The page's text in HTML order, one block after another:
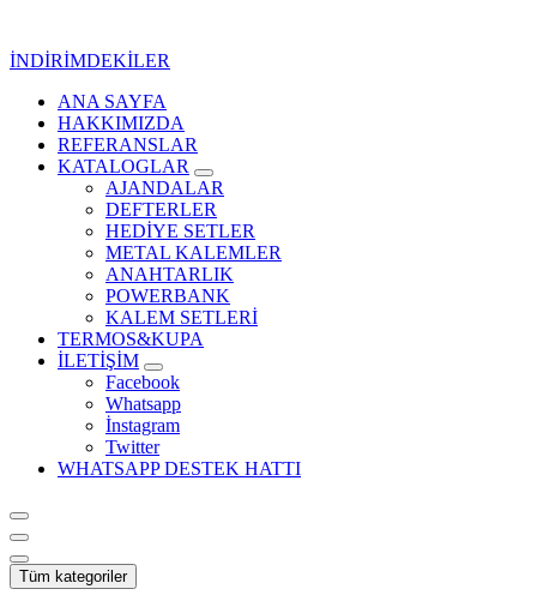
İNDİRİMDEKİLER
Kurumsal Promosyon-Hediyelik
ANA SAYFA
HAKKIMIZDA
REFERANSLAR
KATALOGLAR
AJANDALAR
DEFTERLER
HEDİYE SETLER
METAL KALEMLER
ANAHTARLIK
POWERBANK
KALEM SETLERİ
TERMOS&KUPA
İLETİŞİM
Facebook
Whatsapp
İnstagram
Twitter
WHATSAPP DESTEK HATTI
Tüm kategoriler